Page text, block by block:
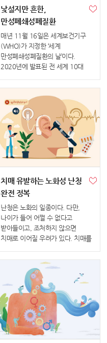
낯설지만 흔한,
만성폐쇄성폐질환
매년 11월 16일은 세계보건기구
(WHO)가 지정한 ‘세계
만성폐쇄성폐질환의 날’이다.
2020년에 발표된 전 세계 10대
만성폐쇄성폐질환이 사망 원인
3위에 올랐다. 2050년에는 전 세계
사망 원인 1위에 오를 것으로
전망된다. 이름은 생소하지...
치매 유발하는 노화성 난청
완전 정복
난청은 노화의 일종이다. 다만,
나이가 들어 어쩔 수 없다고
받아들이고, 조처하지 않으면
치매로 이어질 우려가 있다. 치매를
여길 증상이 아니다. 조금이라도
빠르게 관리를 시작해 청력을
되찾아야 한다. 청력을 회복하는
방법부터 보청기...